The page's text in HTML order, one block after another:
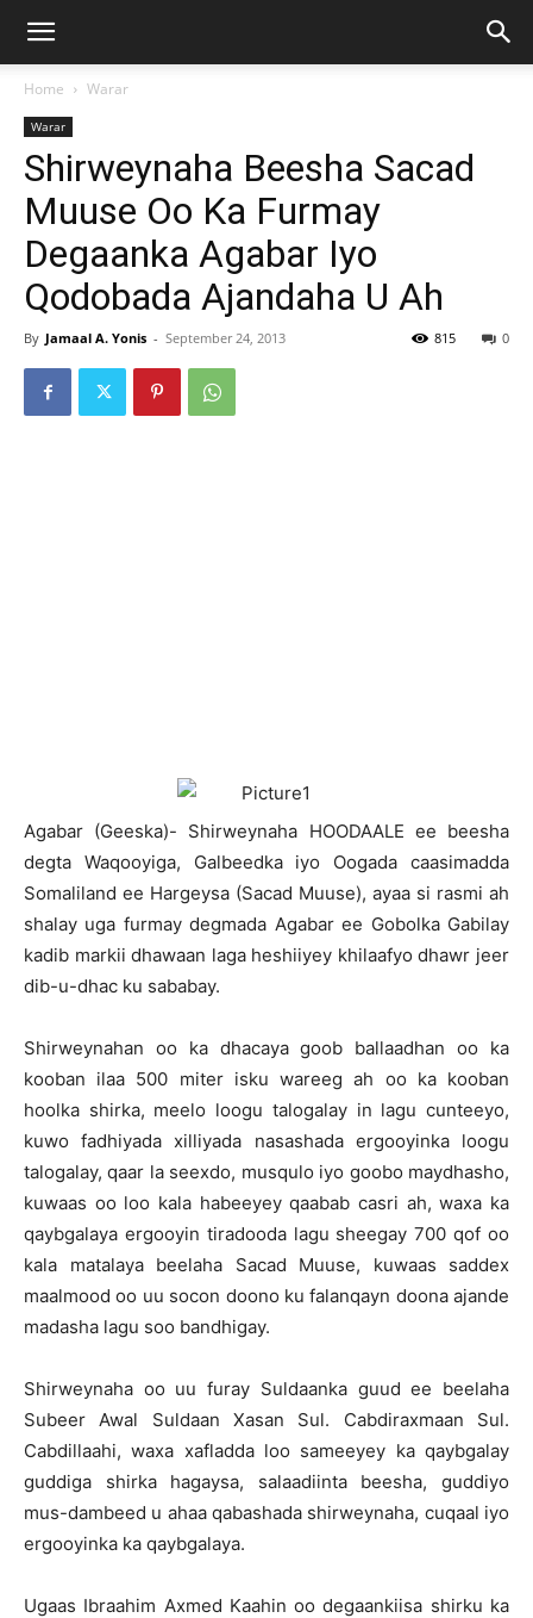
Home Warar
Warar
Shirweynaha Beesha Sacad
Muuse Oo Ka Furmay
Degaanka Agabar Iyo
Qodobada Ajandaha U Ah
By Jamaal A. Yonis - September 24, 2013 0
815
Agabar (Geeska)- Shirweynaha HOODAALE ee beesha
degta Waqooyiga, Galbeedka iyo Oogada caasimadda
Somaliland ee Hargeysa (Sacad Muuse), ayaa si rasmi ah
shalay uga furmay degmada Agabar ee Gobolka Gabilay
kadib markii dhawaan laga heshiiyey khilaafyo dhawr jeer
dib-u-dhac ku sababay.
Shirweynahan oo ka dhacaya goob ballaadhan oo ka
kooban ilaa 500 miter isku wareeg ah oo ka kooban
hoolka shirka, meelo loogu talogalay in lagu cunteeyo,
kuwo fadhiyada xilliyada nasashada ergooyinka loogu
talogalay, qaar la seexdo, musqulo iyo goobo maydhasho,
kuwaas oo loo kala habeeyey qaabab casri ah, waxa ka
qaybgalaya ergooyin tiradooda lagu sheegay 700 qof oo
kala matalaya beelaha Sacad Muuse, kuwaas saddex
maalmood oo uu socon doono ku falanqayn doona ajande
madasha lagu soo bandhigay.
Shirweynaha oo uu furay Suldaanka guud ee beelaha
Subeer Awal Suldaan Xasan Sul. Cabdiraxmaan Sul.
Cabdillaahi, waxa xafladda loo sameeyey ka qaybgalay
guddiga shirka hagaysa, salaadiinta beesha, guddiyo
mus-dambeed u ahaa qabashada shirweynaha, cuqaal iyo
ergooyinka ka qaybgalaya.
Ugaas Ibraahim Axmed Kaahin oo degaankiisa shirku ka